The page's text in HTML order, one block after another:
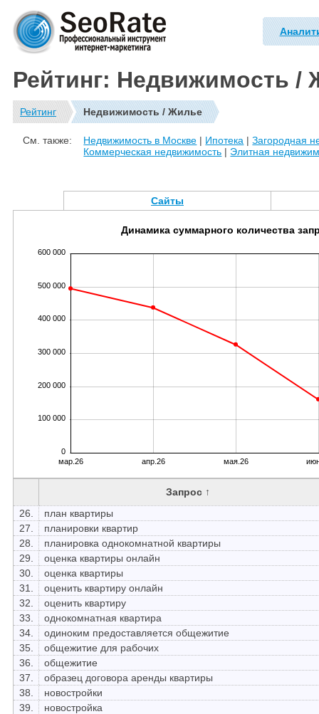
Рейтинг: Недвижимость /
Рейтинг Недвижимость / Жилье
См. также: Недвижимость в Москве | Ипотека |Загородная
Коммерческая недвижимость | Элитная
Сайты
0
100 000
200 000
300 000
400 000
500 000
600 000
мар.26 апр.26 мая.26
Динамика суммарного количества
Запрос ↑
26.
план квартиры
27.
планировки квартир
28.
планировка однокомнатной квартиры
29.
оценка квартиры онлайн
30.
оценка квартиры
31.
оценить квартиру онлайн
32.
оценить квартиру
33.
однокомнатная квартира
34.
одиноким предоставляется общежитие
35.
общежитие для рабочих
36.
общежитие
37.
образец договора аренды квартиры
38.
новостройки
39.
новостройка